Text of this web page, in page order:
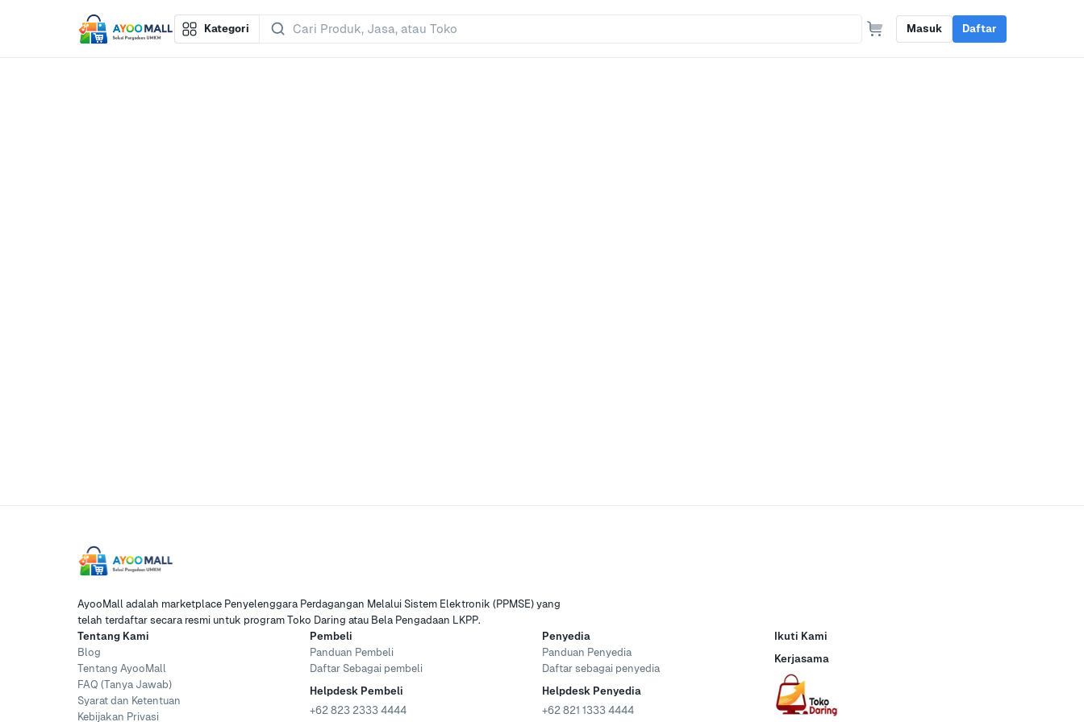
Kategori Masuk Daftar
AyooMall adalah marketplace Penyelenggara Perdagangan Melalui Sistem Elektronik (PPMSE) yang
telah terdaftar secara resmi untuk program Toko Daring atau Bela Pengadaan LKPP.
Tentang Kami
Blog
Tentang AyooMall
FAQ (Tanya Jawab)
Syarat dan Ketentuan
Kebijakan Privasi
Pembeli
Panduan Pembeli
Daftar Sebagai pembeli
Helpdesk Pembeli
+62 823 2333 4444
Penyedia
Panduan Penyedia
Daftar sebagai penyedia
Helpdesk Penyedia
+62 821 1333 4444
Ikuti Kami
Kerjasama